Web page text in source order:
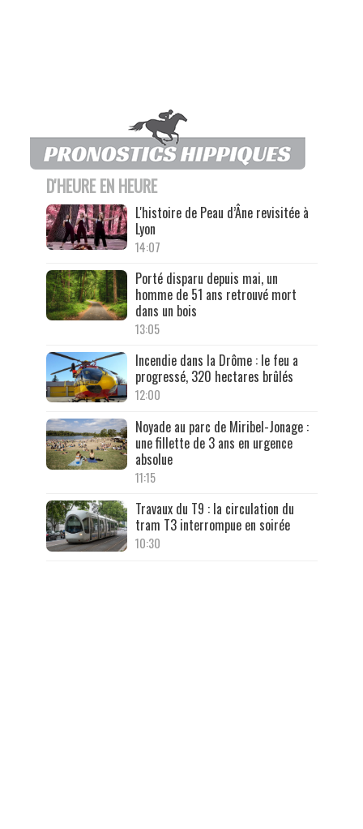
D'HEURE EN HEURE
L'histoire de Peau d’Âne revisitée à
Lyon
14:07
Porté disparu depuis mai, un
homme de 51 ans retrouvé mort
dans un bois
13:05
Incendie dans la Drôme : le feu a
progressé, 320 hectares brûlés
12:00
Noyade au parc de Miribel-Jonage :
une fillette de 3 ans en urgence
absolue
11:15
Travaux du T9 : la circulation du
tram T3 interrompue en soirée
10:30